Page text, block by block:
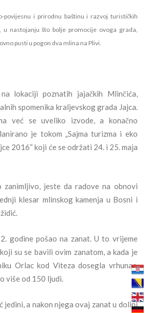
povijesnu i prirodnu baštinu i razvoj turističkih
u nastojanju što bolje promocije ovoga grada,
pusti u pogon dva mlina na Plivi.
lokaciji poznatih jajačkih Mlinčića,
spomenika kraljevskog grada Jajca.
već se uveliko izvode, a konačno
je tokom „Sajma turizma i eko
2016“ koji će se održati 24. i 25. maja
zanimljivo, jeste da radove na obnovi
klesar mlinskog kamenja u Bosni i
godine pošao na zanat. U to vrijeme
su se bavili ovim zanatom, a kada je
Orlac kod Viteza dosegla vrhunac,
više od 150 ljudi.
jedini, a nakon njega ovaj zanat u dolini